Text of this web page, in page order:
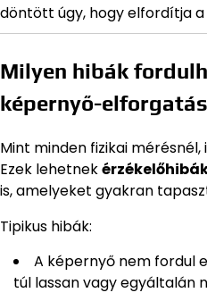
döntött úgy, hogy elfordítja
Milyen hibák
képernyő-
Mint minden fizikai
Ezek lehetnek
is, amelyeket gyakran
Tipikus hibák:
A képernyő nem fordul
túl lassan vagy egyáltalán